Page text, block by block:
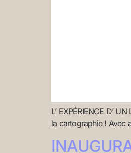
L’ EXPÉRIENCE D’
la cartographie ! Avec